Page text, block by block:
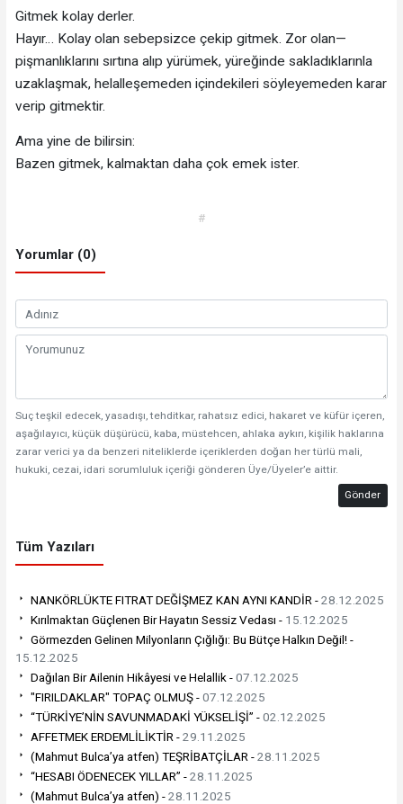
Gitmek kolay derler.
Hayır… Kolay olan sebepsizce çekip gitmek. Zor olan—
pişmanlıklarını sırtına alıp yürümek, yüreğinde sakladıklarınla
uzaklaşmak, helalleşemeden içindekileri söyleyemeden karar
verip gitmektir.
Ama yine de bilirsin:
Bazen gitmek, kalmaktan daha çok emek ister.
#
Yorumlar (0)
Suç teşkil edecek, yasadışı, tehditkar, rahatsız edici, hakaret ve küfür içeren,
aşağılayıcı, küçük düşürücü, kaba, müstehcen, ahlaka aykırı, kişilik haklarına
zarar verici ya da benzeri niteliklerde içeriklerden doğan her türlü mali,
hukuki, cezai, idari sorumluluk içeriği gönderen Üye/Üyeler’e aittir.
Gönder
Tüm Yazıları
NANKÖRLÜKTE FITRAT DEĞİŞMEZ KAN AYNI KANDİR -28.12.2025
Kırılmaktan Güçlenen Bir Hayatın Sessiz Vedası - 15.12.2025
Görmezden Gelinen Milyonların Çığlığı: Bu Bütçe Halkın Değil! -
15.12.2025
Dağılan Bir Ailenin Hikâyesi ve Helallik -07.12.2025
"FIRILDAKLAR" TOPAÇ OLMUŞ -07.12.2025
“TÜRKİYE’NİN SAVUNMADAKİ YÜKSELİŞİ” -02.12.2025
AFFETMEK ERDEMLİLİKTİR -29.11.2025
(Mahmut Bulca’ya atfen) TEŞRİBATÇİLAR -28.11.2025
“HESABI ÖDENECEK YILLAR” -28.11.2025
(Mahmut Bulca’ya atfen) -28.11.2025